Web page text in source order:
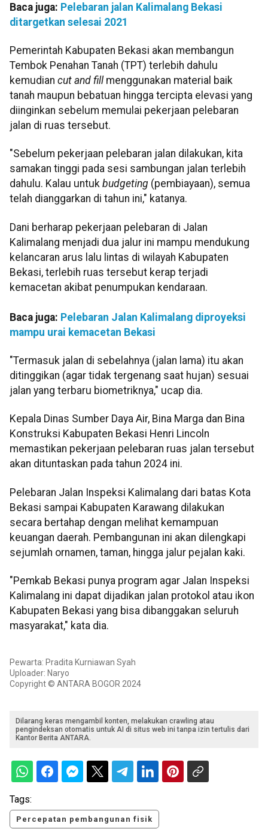
Baca juga: Pelebaran jalan Kalimalang Bekasi
ditargetkan selesai 2021
Pemerintah Kabupaten Bekasi akan membangun
Tembok Penahan Tanah (TPT) terlebih dahulu
kemudian cut and fill menggunakan material baik
tanah maupun bebatuan hingga tercipta elevasi yang
diinginkan sebelum memulai pekerjaan pelebaran
jalan di ruas tersebut.
"Sebelum pekerjaan pelebaran jalan dilakukan, kita
samakan tinggi pada sesi sambungan jalan terlebih
dahulu. Kalau untuk budgeting (pembiayaan), semua
telah dianggarkan di tahun ini," katanya.
Dani berharap pekerjaan pelebaran di Jalan
Kalimalang menjadi dua jalur ini mampu mendukung
kelancaran arus lalu lintas di wilayah Kabupaten
Bekasi, terlebih ruas tersebut kerap terjadi
kemacetan akibat penumpukan kendaraan.
Baca juga: Pelebaran Jalan Kalimalang diproyeksi
mampu urai kemacetan Bekasi
"Termasuk jalan di sebelahnya (jalan lama) itu akan
ditinggikan (agar tidak tergenang saat hujan) sesuai
jalan yang terbaru biometriknya," ucap dia.
Kepala Dinas Sumber Daya Air, Bina Marga dan Bina
Konstruksi Kabupaten Bekasi Henri Lincoln
memastikan pekerjaan pelebaran ruas jalan tersebut
akan dituntaskan pada tahun 2024 ini.
Pelebaran Jalan Inspeksi Kalimalang dari batas Kota
Bekasi sampai Kabupaten Karawang dilakukan
secara bertahap dengan melihat kemampuan
keuangan daerah. Pembangunan ini akan dilengkapi
sejumlah ornamen, taman, hingga jalur pejalan kaki.
"Pemkab Bekasi punya program agar Jalan Inspeksi
Kalimalang ini dapat dijadikan jalan protokol atau ikon
Kabupaten Bekasi yang bisa dibanggakan seluruh
masyarakat," kata dia.
Pewarta: Pradita Kurniawan Syah
Uploader: Naryo
Copyright © ANTARA BOGOR 2024
Dilarang keras mengambil konten, melakukan crawling atau
pengindeksan otomatis untuk AI di situs web ini tanpa izin tertulis dari
Kantor Berita ANTARA.
Tags:
Percepatan pembangunan fisik